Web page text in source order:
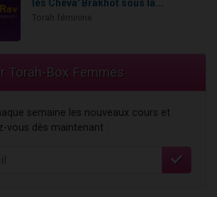
les Chéva' Brakhot sous la...
Torah-Box Femmes
semaine les nouveaux cours et
vous dès maintenant :